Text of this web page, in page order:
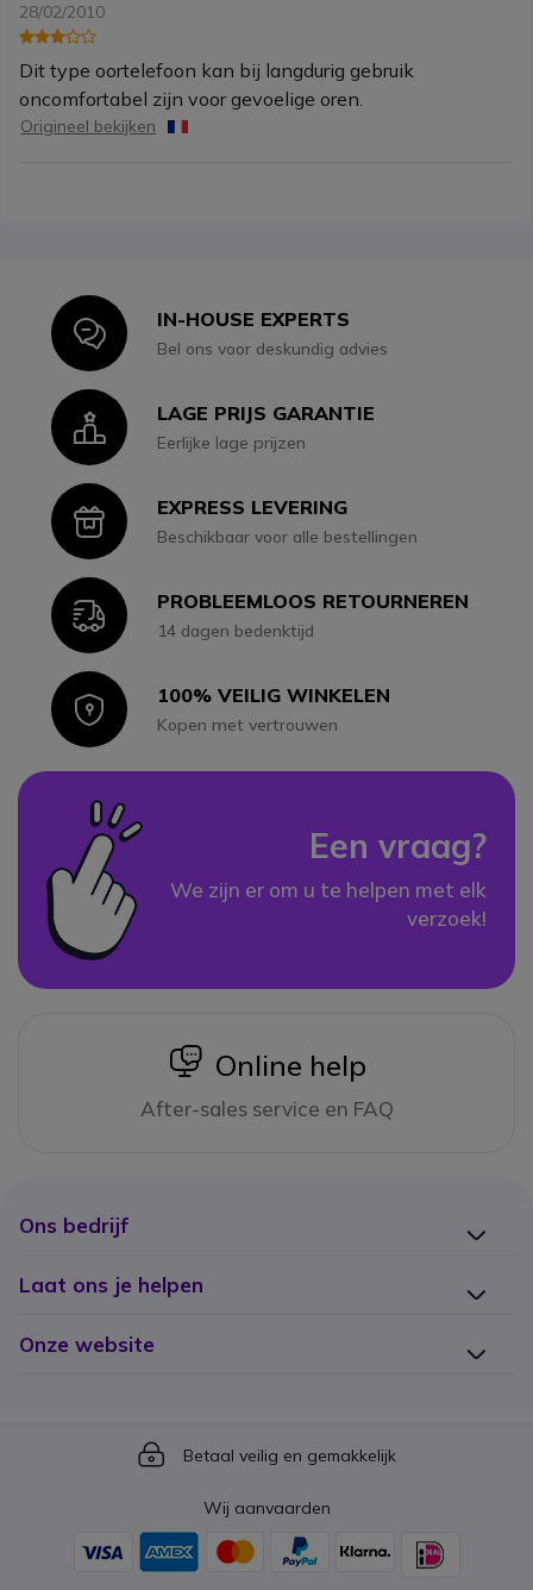
28/02/2010
Dit type oortelefoon kan bij langdurig gebruik
oncomfortabel zijn voor gevoelige oren.
Origineel bekijken
IconIN-HOUSE EXPERTS
Bel ons voor deskundig advies
IconLAGE PRIJS GARANTIE
Eerlijke lage prijzen
IconEXPRESS LEVERING
Beschikbaar voor alle bestellingen
IconPROBLEEMLOOS RETOURNEREN
14 dagen bedenktijd
Icon100% VEILIG WINKELEN
Kopen met vertrouwen
Een vraag?
We zijn er om u te helpen met elk
verzoek!
icon
Online help
After-sales service en FAQ
Ons bedrijf
Laat ons je helpen
Onze website
Icon
Betaal veilig en gemakkelijk
Wij aanvaarden